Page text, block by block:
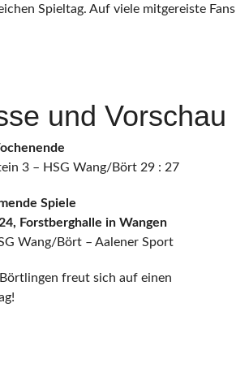
Spieltag. Auf viele mitgereiste Fans
und Vorschau
3 – HSG Wang/Bört 29 : 27
Spiele
Forstberghalle in Wangen
Wang/Bört – Aalener Sport
freut sich auf einen